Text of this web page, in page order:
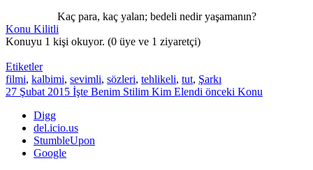
Kaç para, kaç yalan; bedeli nedir yaşamanın?
Konu Kilitli
Konuyu 1 kişi okuyor. (0 üye ve 1 ziyaretçi)
Etiketler
filmi, kalbimi, sevimli, sözleri, tehlikeli, tut, Şarkı
27 Şubat 2015 İşte Benim Stilim Kim Elendi önceki Konu
Digg
del.icio.us
StumbleUpon
Google